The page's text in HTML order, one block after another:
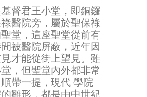
督君王小堂，即銅鑼
醫院旁，屬於聖保祿
堂，這座聖堂從前有
被醫院屏蔽，近年因
才能從街上望見。雖
，但聖堂內外都非常
帶一提，現代 學院
雛形，都是由中世紀